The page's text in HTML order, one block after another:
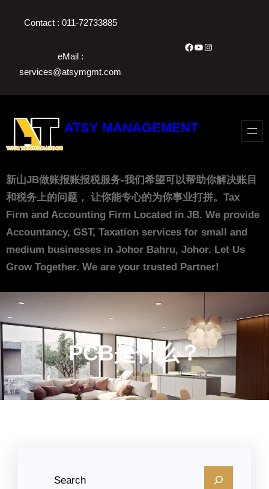
Contact : 011-72733885
eMail :
services@atsymgmt.com
Facebook
YouTube
Instagram
ATSY MANAGEMENT
新山JB做账报账报税服务-我们希望可以帮助你解决账目
和税务上的问题， 让你能专心的为你事业打拼。Tax
Firm and Accounting Firm Located in JB. We provide
Accountancy, GST, Taxation services for small and
medium businesses in Johor Bahru, Johor. Let Us
Grow Together. We are your trusted Partner!
PCB是什么？